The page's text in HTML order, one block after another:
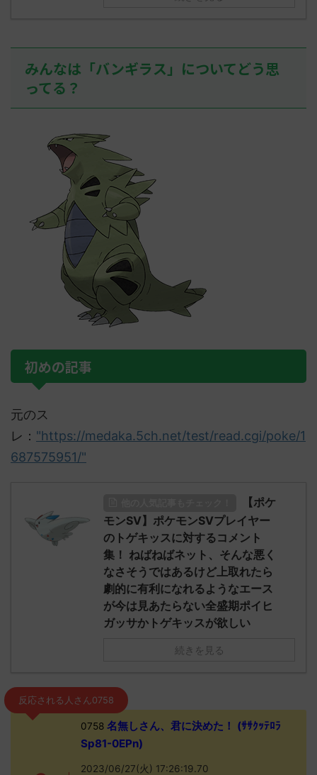
みんなは「バンギラス」についてどう思
ってる？
初めの記事
元のス
レ： "https://medaka.5ch.net/test/read.cgi/poke/1
687575951/"
【ポケ
モンSV】ポケモンSVプレイヤー
のトゲキッスに対するコメント
集！ ねばねばネット、そんな悪く
なさそうではあるけど上取れたら
劇的に有利になれるようなエース
が今は見あたらない全盛期ポイヒ
ガッサかトゲキッスが欲しい
続きを見る
反応される人さん0758
0758名無しさん、君に決めた！ (ｻｻｸｯﾃﾛﾗ
Sp81-0EPn)
2023/06/27(火) 17:26:19.70